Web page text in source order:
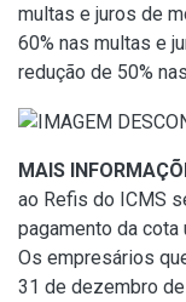
multas e juros de
60% nas multas e
redução de 50%
MAIS
ao Refis do ICMS
pagamento da cota
Os empresários
31 de dezembro